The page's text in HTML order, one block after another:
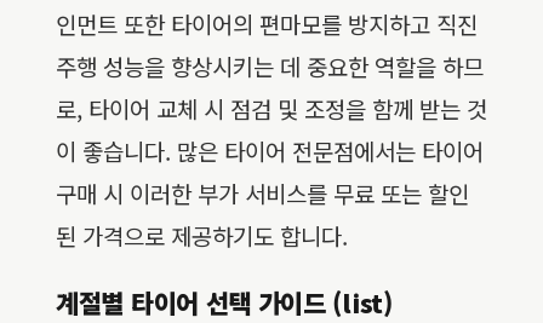
인먼트 또한 타이어의 편마모를 방지하고 직진
주행 성능을 향상시키는 데 중요한 역할을 하므
로, 타이어 교체 시 점검 및 조정을 함께 받는 것
이 좋습니다. 많은 타이어 전문점에서는 타이어
구매 시 이러한 부가 서비스를 무료 또는 할인
된 가격으로 제공하기도 합니다.
계절별 타이어 선택 가이드 (list)